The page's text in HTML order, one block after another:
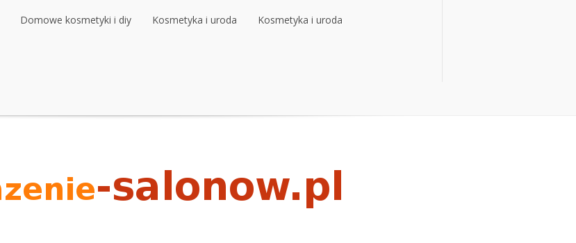
Domowe kosmetyki i diy Kosmetyka i uroda Kosmetyka i uroda